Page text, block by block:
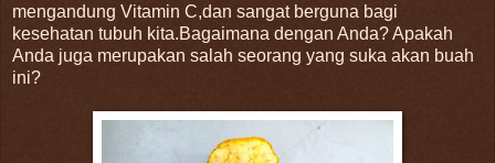
mengandung Vitamin C,dan sangat berguna bagi
kesehatan tubuh kita.Bagaimana dengan Anda? Apakah
Anda juga merupakan salah seorang yang suka akan buah
ini?